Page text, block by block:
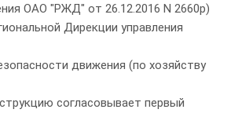
ОАО "РЖД" от 26.12.2016 N 2660р)
Дирекции управления
движения (по хозяйству
согласовывает первый